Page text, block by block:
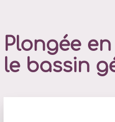
Plongée
le bassin